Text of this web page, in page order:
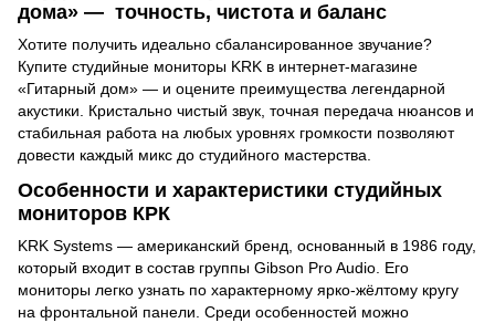
дома» — точность, чистота и баланс
Хотите получить идеально сбалансированное звучание?
Купите студийные мониторы KRK в интернет-магазине
«Гитарный дом» — и оцените преимущества легендарной
акустики. Кристально чистый звук, точная передача нюансов и
стабильная работа на любых уровнях громкости позволяют
довести каждый микс до студийного мастерства.
Особенности и характеристики студийных
мониторов КРК
KRK Systems — американский бренд, основанный в 1986 году,
который входит в состав группы Gibson Pro Audio. Его
мониторы легко узнать по характерному ярко-жёлтому кругу
на фронтальной панели. Среди особенностей можно